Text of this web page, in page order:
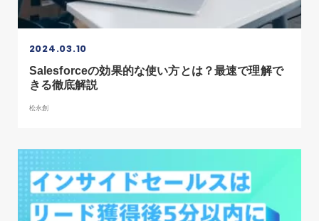
2024.03.10
Salesforceの効果的な使い方とは？最速で理解で
きる徹底解説
松永創